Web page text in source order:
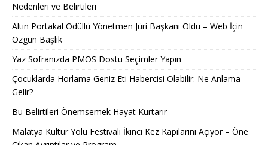
Nedenleri ve Belirtileri
Altın Portakal Ödüllü Yönetmen Jüri Başkanı Oldu – Web İçin
Özgün Başlık
Yaz Sofranızda PMOS Dostu Seçimler Yapın
Çocuklarda Horlama Geniz Eti Habercisi Olabilir: Ne Anlama
Gelir?
Bu Belirtileri Önemsemek Hayat Kurtarır
Malatya Kültür Yolu Festivali İkinci Kez Kapılarını Açıyor – Öne